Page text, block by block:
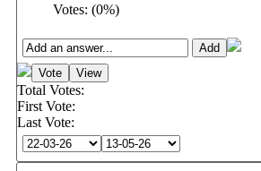
Votes: (0%)
Total Votes:
First Vote:
Last Vote: